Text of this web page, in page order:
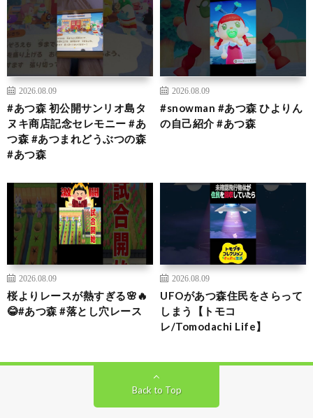
2026.08.09
#あつ森 初公開サンリオ島タ
ヌキ商店記念セレモニー #あ
つ森 #あつまれどうぶつの森
#あつ森
2026.08.09
#snowman #あつ森 ひよりん
の自己紹介 #あつ森
2026.08.09
桜よりレースが熱すぎる🌸🔥
😂#あつ森 #落とし穴レース
2026.08.09
UFOがあつ森住民をさらって
しまう【トモコ
レ/Tomodachi Life】
Back to Top